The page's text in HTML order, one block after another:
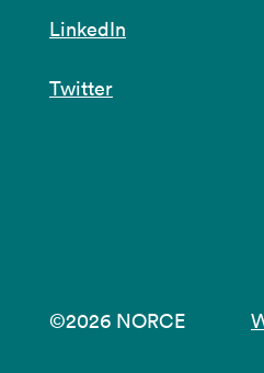
LinkedIn
Twitter
©2026 NORCE